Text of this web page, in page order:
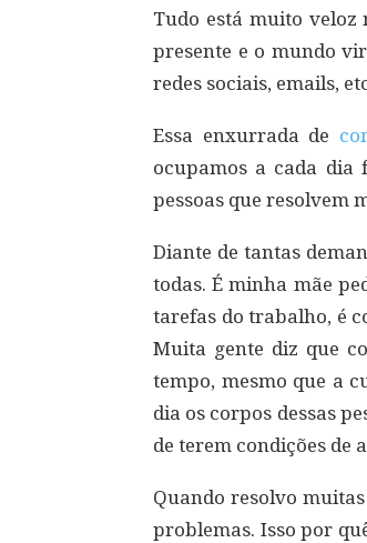
Tudo está muito veloz
presente e o mundo
redes sociais, emails,
Essa enxurrada de
ocupamos a cada dia
pessoas que resolvem
Diante de tantas
todas. É minha mãe
tarefas do trabalho, é
Muita gente diz que
tempo, mesmo que a
dia os corpos dessas
de terem condições de
Quando resolvo
problemas. Isso por